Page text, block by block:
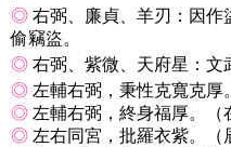
◎ 右弼、廉貞、羊刃：因作
偷竊盜。
◎ 右弼、紫微、天府星：文
◎ 左輔右弼，秉性克寬克厚。
◎ 左輔右弼，終身福厚。（
◎ 左右同宮，批羅衣紫。（